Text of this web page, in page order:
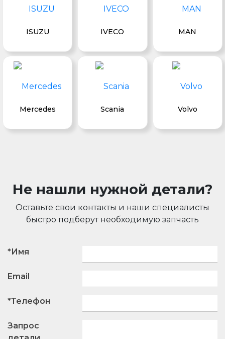
ISUZU IVECO MAN
Mercedes Scania Volvo
Не нашли нужной детали?
Оставьте свои контакты и наши специалисты
быстро подберут необходимую запчасть
*Имя
Email
*Телефон
Запрос